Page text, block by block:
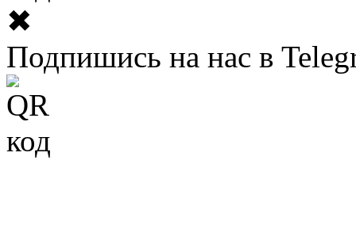
✖
Подпишись на нас в